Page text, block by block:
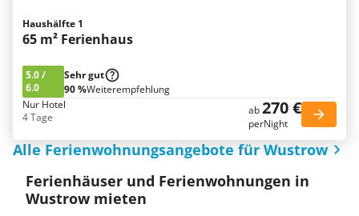
Haushälfte 1
65 m² Ferienhaus
5.0/
6.0
Sehr gut
90 %Weiterempfehlung
Nur Hotel
4 Tage
ab270 €
perNight
Alle Ferienwohnungsangebote für Wustrow
Ferienhäuser und Ferienwohnungen in
Wustrow mieten